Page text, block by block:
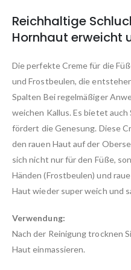
Reichhaltige
Hornhaut erweicht
Die perfekte Creme für die
und Frostbeulen, die
Spalten Bei regelmäßiger
weichen Kallus. Es bietet
fördert die Genesung. Diese
den rauen Haut auf der
sich nicht nur für den Füße,
Händen (Frostbeulen) und
Haut wieder super weich und
Verwendung:
Nach der Reinigung trocknen
Haut einmassieren.